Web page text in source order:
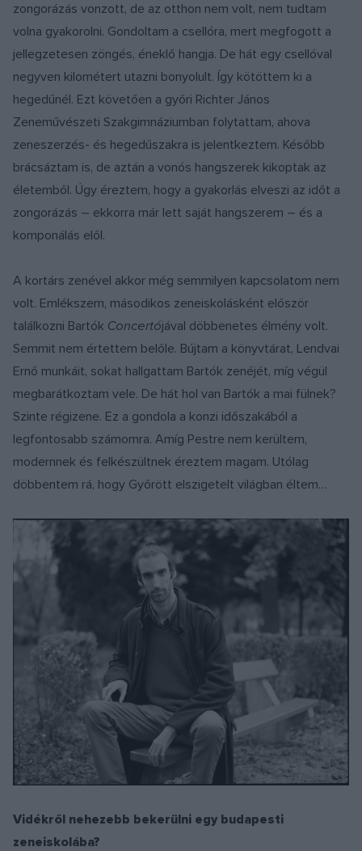
zongorázás vonzott, de az otthon nem volt, nem tudtam
volna gyakorolni. Gondoltam a csellóra, mert megfogott a
jellegzetesen zöngés, éneklő hangja. De hát egy csellóval
negyven kilométert utazni bonyolult. Így kötöttem ki a
hegedűnél. Ezt követően a győri Richter János
Zeneművészeti Szakgimnáziumban folytattam, ahova
zeneszerzés- és hegedűszakra is jelentkeztem. Később
brácsáztam is, de aztán a vonós hangszerek kikoptak az
életemből. Úgy éreztem, hogy a gyakorlás elveszi az időt a
zongorázás – ekkorra már lett saját hangszerem – és a
komponálás elől.
A kortárs zenével akkor még semmilyen kapcsolatom nem
volt. Emlékszem, másodikos zeneiskolásként először
találkozni Bartók Concertójával döbbenetes élmény volt.
Semmit nem értettem belőle. Bújtam a könyvtárat, Lendvai
Ernő munkáit, sokat hallgattam Bartók zenéjét, míg végül
megbarátkoztam vele. De hát hol van Bartók a mai fülnek?
Szinte régizene. Ez a gondola a konzi időszakából a
legfontosabb számomra. Amíg Pestre nem kerültem,
modernnek és felkészültnek éreztem magam. Utólag
döbbentem rá, hogy Győrött elszigetelt világban éltem…
Vidékről nehezebb bekerülni egy budapesti
zeneiskolába?